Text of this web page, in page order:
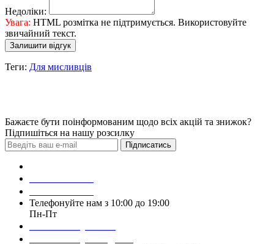
Недоліки:
Увага: HTML розмітка не підтримується. Використовуйте
звичайний текст.
Залишити відгук
Теги: Для мисливців
Бажаєте бути поінформованим щодо всіх акцій та знижок?
Підпишіться на нашу розсилку
Підписатись
Телефонуйте нам з 10:00 до 19:00
Пн-Пт